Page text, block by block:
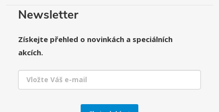
Newsletter
Získejte přehled o novinkách a speciálních
akcích.